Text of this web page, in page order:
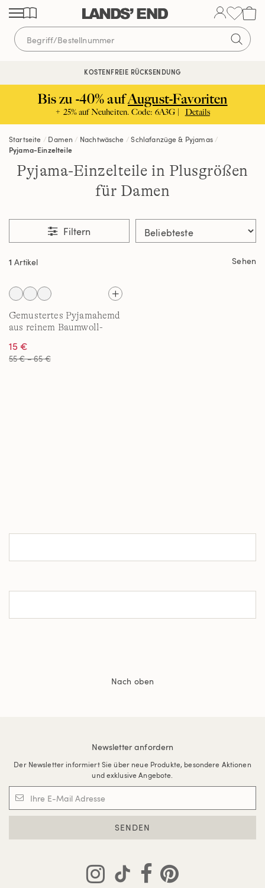
Direkt
zum
Inhalt
Direkt
zur
Navigation
Direkt
zur
Suche
KOSTENFREIE RÜCKSENDUNG
Bis zu -40% aufAugust-Favoriten
+ 25% auf Neuheiten. Code: 6A3G | Details
Startseite Damen Nachtwäsche
Schlafanzüge & Pyjamas
Pyjama-Einzelteile
Pyjama-Einzelteile in Plusgrößen
für Damen
Filtern
1 Artikel Sehen
Gemustertes Pyjamahemd
aus reinem Baumwoll-
Plus-Größe
15 €
55 € – 65 €
Nach oben
Newsletter anfordern
Der Newsletter informiert Sie über neue Produkte, besondere Aktionen
und exklusive Angebote.
SENDEN